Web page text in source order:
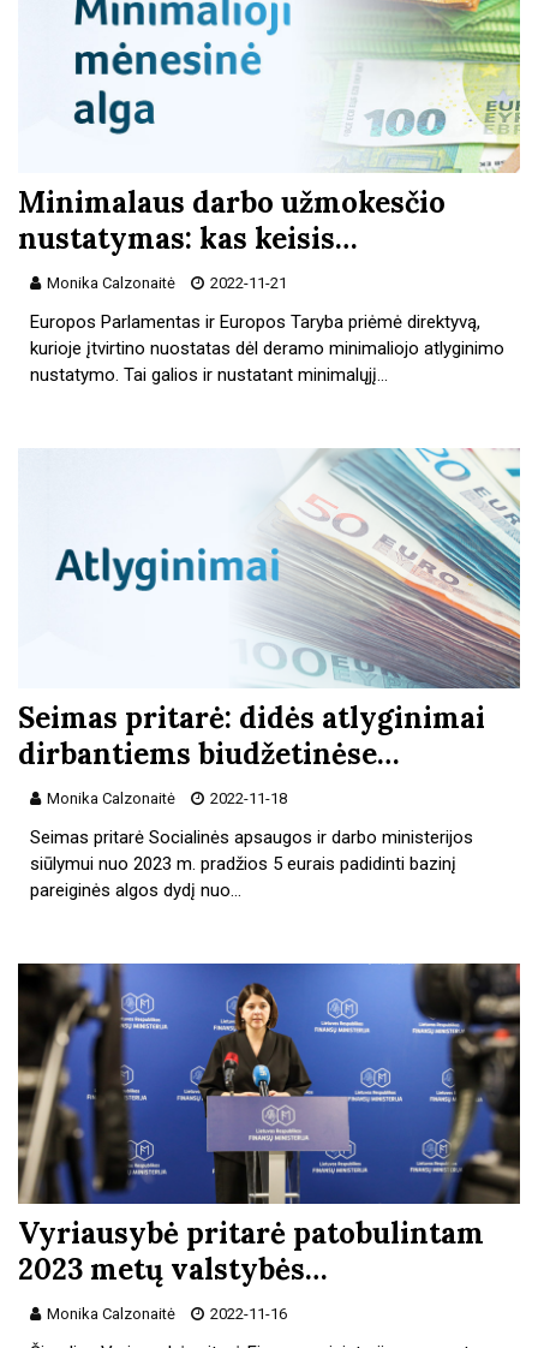
Minimalaus darbo užmokesčio
nustatymas: kas keisis…
Monika Calzonaitė 2022-11-21
Europos Parlamentas ir Europos Taryba priėmė direktyvą,
kurioje įtvirtino nuostatas dėl deramo minimaliojo atlyginimo
nustatymo. Tai galios ir nustatant minimalųjį…
Seimas pritarė: didės atlyginimai
dirbantiems biudžetinėse…
Monika Calzonaitė 2022-11-18
Seimas pritarė Socialinės apsaugos ir darbo ministerijos
siūlymui nuo 2023 m. pradžios 5 eurais padidinti bazinį
pareiginės algos dydį nuo…
Vyriausybė pritarė patobulintam
2023 metų valstybės…
Monika Calzonaitė 2022-11-16